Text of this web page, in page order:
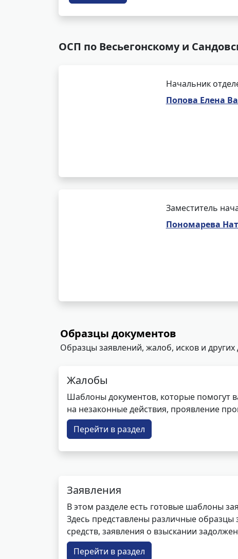
ОСП по Весьегонскому и
Начальник
Попова Елена
Заместитель
Пономарева
Образцы документов
Образцы заявлений, жалоб, исков и других
Жалобы
Шаблоны документов, которые помогут
на незаконные действия, проявление
Перейти в раздел
Заявления
В этом разделе есть готовые шаблоны
Здесь представлены различные образцы
средств, заявления о взыскании
Перейти в раздел